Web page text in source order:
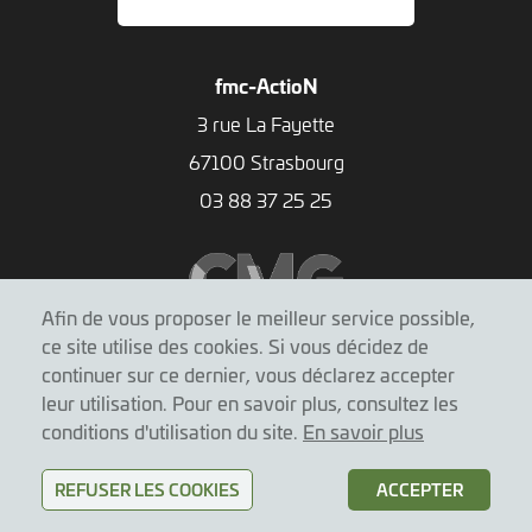
fmc-ActioN
3 rue La Fayette
67100 Strasbourg
03 88 37 25 25
© fmc-ActioN 2026
Afin de vous proposer le meilleur service possible,
ce site utilise des cookies. Si vous décidez de
continuer sur ce dernier, vous déclarez accepter
leur utilisation. Pour en savoir plus, consultez les
conditions d'utilisation du site. En savoir plus
ACCEPTER
REFUSER LES COOKIES